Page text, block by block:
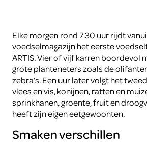
Elke morgen rond 7.30 uur rijdt
voedselmagazijn het eerste
ARTIS. Vier of vijf karren boordevol
grote planteneters zoals de
zebra’s. Een uur later volgt het
vlees en vis, konijnen, ratten en
sprinkhanen, groente, fruit en
heeft zijn eigen eetgewoonten.
Smaken verschillen